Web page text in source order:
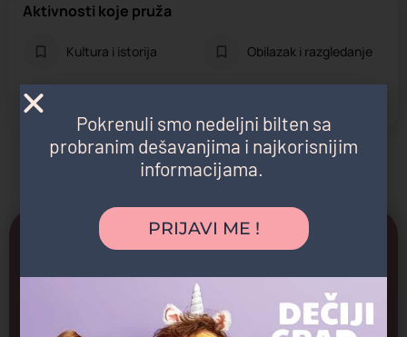
Aktivnosti koje pruža
Kultura i istorija Obilazak i razgledanje
Možda vas zanima i sledeće:
Pokrenuli smo nedeljni bilten sa
probranim dešavanjima i najkorisnijim
informacijama.
PRIJAVI ME !